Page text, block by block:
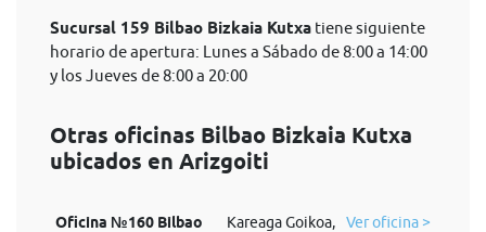
Sucursal 159 Bilbao Bizkaia Kutxa tiene siguiente
horario de apertura: Lunes a Sábado de 8:00 a 14:00
y los Jueves de 8:00 a 20:00
Otras oficinas Bilbao Bizkaia Kutxa
ubicados en Arizgoiti
Oficina №160 Bilbao
Kareaga Goikoa,
Ver oficina >